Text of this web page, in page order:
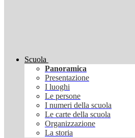
Scuola
Panoramica
Presentazione
I luoghi
Le persone
I numeri della scuola
Le carte della scuola
Organizzazione
La storia